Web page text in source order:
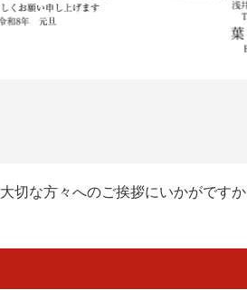
大切な方々へのご挨拶にいかがですか